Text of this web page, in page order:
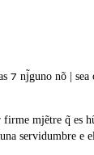
⁊ nj̃guno nõ | sea
mjẽtre q̃ es
servidumbre e